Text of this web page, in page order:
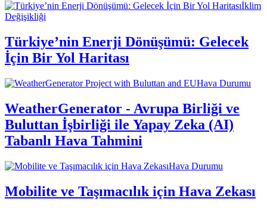
İklim
Değişikliği
Türkiye’nin Enerji Dönüşümü: Gelecek
İçin Bir Yol Haritası
Hava Durumu
WeatherGenerator - Avrupa Birliği ve
Buluttan İşbirliği ile Yapay Zeka (AI)
Tabanlı Hava Tahmini
Hava Durumu
Mobilite ve Taşımacılık için Hava Zekası